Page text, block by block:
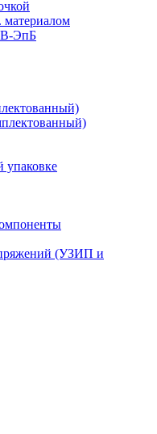
ЭпБ
упаковке
(УЗИП и